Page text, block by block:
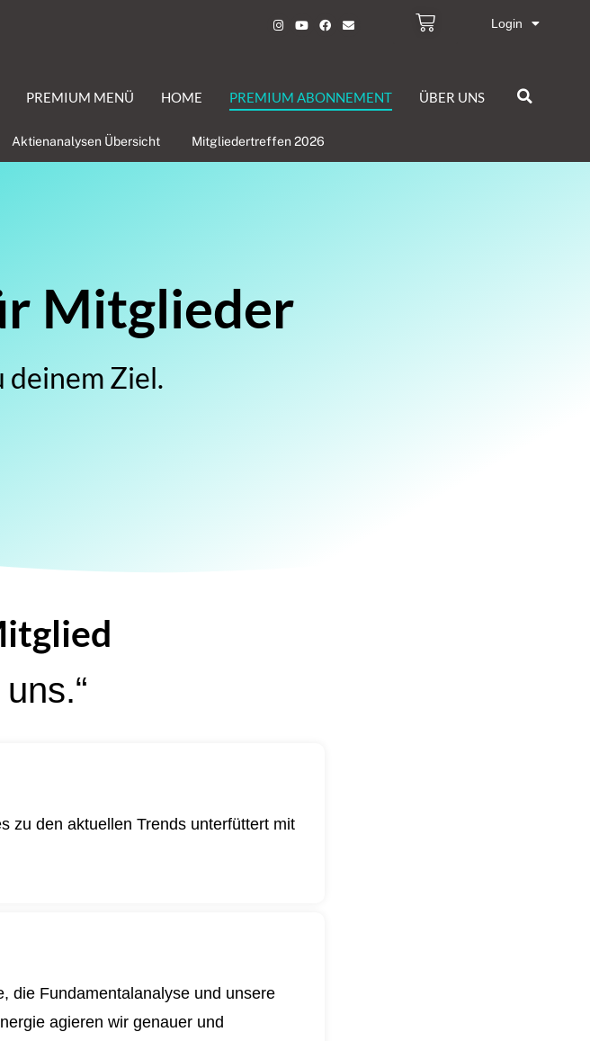
Login
PREMIUM MENÜ HOME PREMIUM ABONNEMENT ÜBER UNS
Aktienanalysen Übersicht Mitgliedertreffen 2026
Mitglieder
deinem Ziel.
zu den aktuellen Trends unterfüttert mit
die Fundamentalanalyse und unsere
agieren wir genauer und